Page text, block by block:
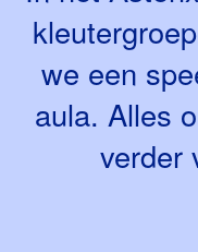
we een
aula. Alles
verder